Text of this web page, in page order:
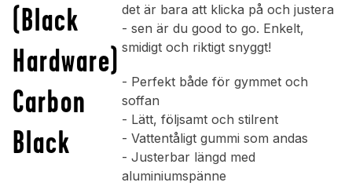
(Black
Hardware)
Carbon
Black
det är bara att klicka på och justera
- sen är du good to go. Enkelt,
smidigt och riktigt snyggt!
- Perfekt både för gymmet och
soffan
- Lätt, följsamt och stilrent
- Vattentåligt gummi som andas
- Justerbar längd med
aluminiumspänne